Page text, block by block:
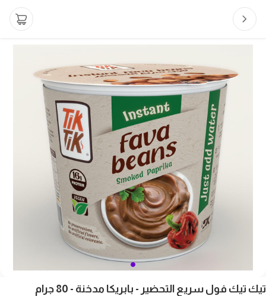
تيك تيك فول سريع التحضير - بابريكا مدخنة - 80 جرام